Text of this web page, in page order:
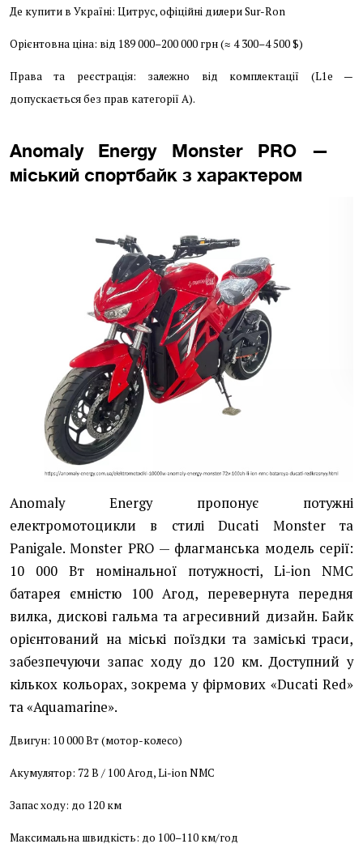
Де купити в Україні: Цитрус, офіційні дилери Sur-Ron
Орієнтовна ціна: від 189 000–200 000 грн (≈ 4 300–4 500 $)
Права та реєстрація: залежно від комплектації (L1e —
допускається без прав категорії A).
Anomaly Energy Monster PRO —
міський спортбайк з характером
Anomaly Energy пропонує потужні
електромотоцикли в стилі Ducati Monster та
Panigale. Monster PRO — флагманська модель серії:
10 000 Вт номінальної потужності, Li-ion NMC
батарея ємністю 100 Агод, перевернута передня
вилка, дискові гальма та агресивний дизайн. Байк
орієнтований на міські поїздки та заміські траси,
забезпечуючи запас ходу до 120 км. Доступний у
кількох кольорах, зокрема у фірмових «Ducati Red»
та «Aquamarine».
Двигун: 10 000 Вт (мотор-колесо)
Акумулятор: 72 В / 100 Агод, Li-ion NMC
Запас ходу: до 120 км
Максимальна швидкість: до 100–110 км/год